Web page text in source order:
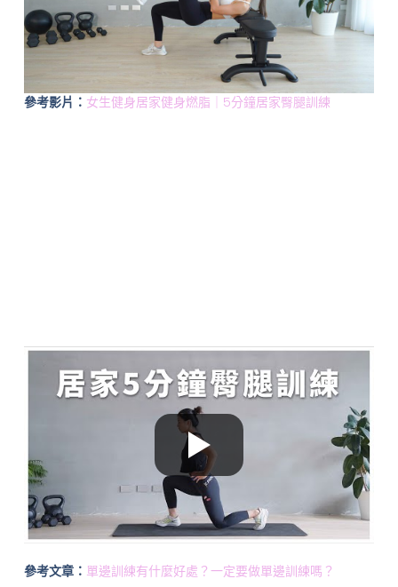
參考影片： 女生健身居家健身燃脂｜5分鐘居家臀腿訓練
參考文章： 單邊訓練有什麼好處？一定要做單邊訓練嗎？